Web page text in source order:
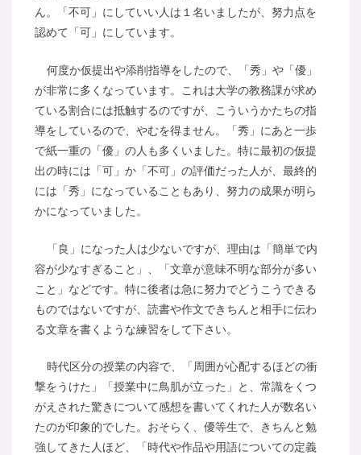
ん。「不可」にしていい人は１名いましたが、努力点を
認めて「可」にしています。
何度か仮提出や添削指導をしたので、「秀」や「優」
が非常に多くなっています。これは大学の教務課が求め
ている割合には抵触するのですが、こういうかたちの指
導をしているので、やむを得ません。「秀」にあと一歩
で紙一重の「優」の人も多くいました。特に最初の仮提
出の時には「可」か「不可」の評価だった人が、最終的
には「秀」になっていることもあり、努力の成果が明ら
かになっていました。
「良」になった人は少ないですが、理由は「簡単で内
容が少なすぎること」、「文章が意味不明な部分が多い
こと」などです。特に後者は急に努力でどうこうできる
ものではないですが、読書や作文できちんと相手に伝わ
る文章を書くような練習をして下さい。
時代区分の授業の内容で、「周囲が心配するほどの衝
撃をうけた」「授業中に鳥肌が立った」と、常識をくつ
がえされた驚きについて感想を書いてくれた人が数名い
たのが印象的でした。おそらく、優等生で、きちんと勉
強してきた人ほど、「時代や作品や用語についての定義